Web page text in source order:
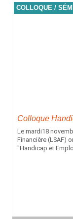
COLLOQUE /
Colloque
Le mardi18
Financière (LSAF)
"Handicap et